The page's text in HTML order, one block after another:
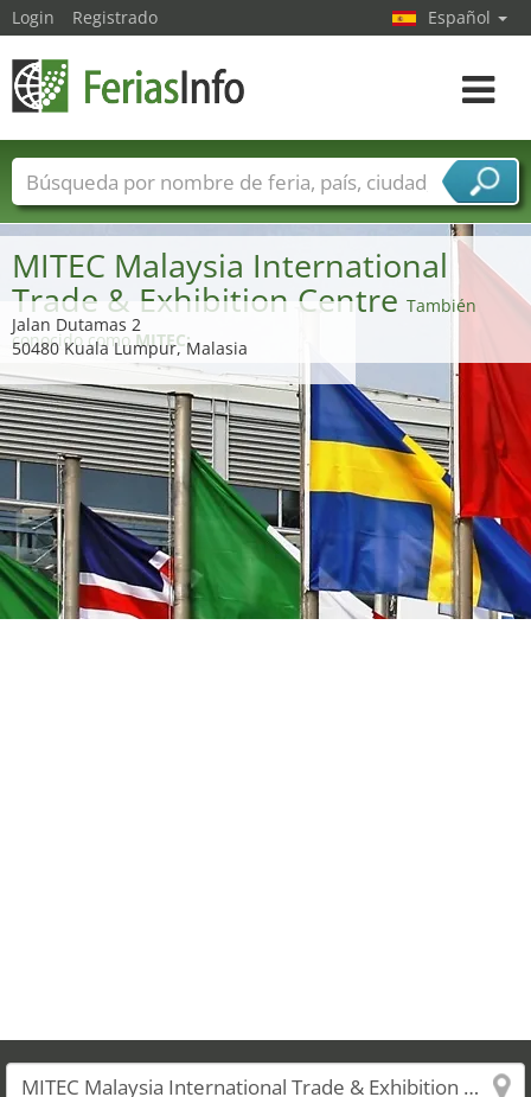
MITEC Malaysia International
Trade & Exhibition Centre También
conocido comoMITEC;
Jalan Dutamas 2
50480 Kuala Lumpur, Malasia
Login Registrado Español
toggle
Nombres de ferias Países
Ciudades
Sectores de ferias
Sectores de proveedor de servicios